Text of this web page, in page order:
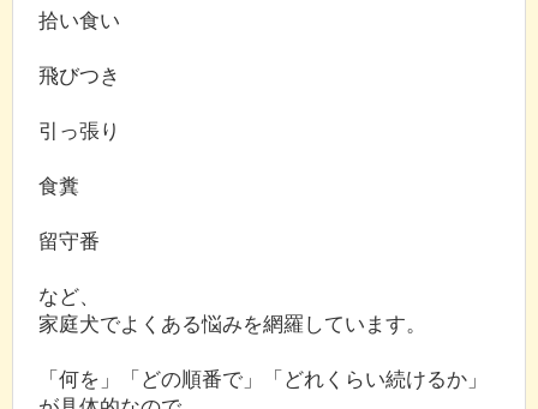
拾い食い
飛びつき
引っ張り
食糞
留守番
など、
家庭犬でよくある悩みを網羅しています。
「何を」「どの順番で」「どれくらい続けるか」